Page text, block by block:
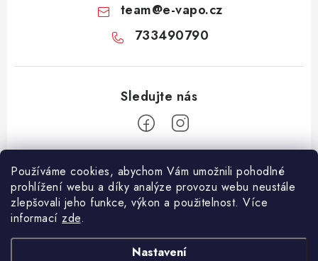
Používáme cookies, abychom Vám umožnili pohodlné
prohlížení webu a díky analýze provozu webu neustále
zlepšovali jeho funkce, výkon a použitelnost. Více
informací zde.
Nastavení
team@e-vapo.cz
733490790
Z
Facebook